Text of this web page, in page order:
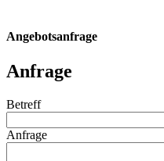
Angebotsanfrage
Anfrage
Betreff
Anfrage